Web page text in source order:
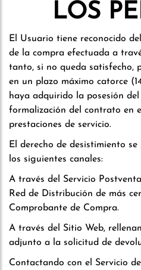
LOS
El Usuario tiene reconocido
de la compra efectuada a
tanto, si no queda satisfecho,
en un plazo máximo catorce
haya adquirido la posesión
formalización del contrato en
prestaciones de servicio.
El derecho de desistimiento
los siguientes canales:
A través del Servicio
Red de Distribución de más
Comprobante de Compra.
A través del Sitio Web,
adjunto a la solicitud de
Contactando con el Servicio